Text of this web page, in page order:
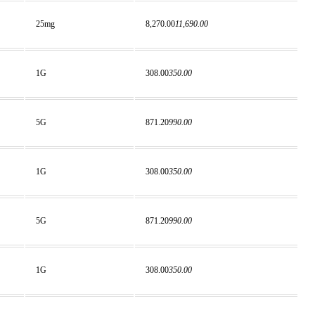
25mg 8,270.0011,690.00
1G 308.00350.00
5G 871.20990.00
1G 308.00350.00
5G 871.20990.00
1G 308.00350.00